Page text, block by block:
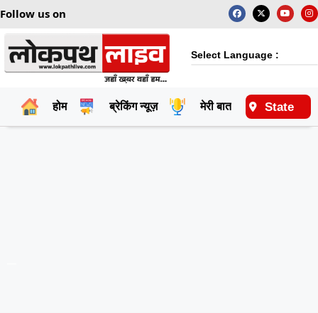
Follow us on
Select Language :
होम ब्रेकिंग न्यूज़ मेरी बात राष्ट्रीय
State